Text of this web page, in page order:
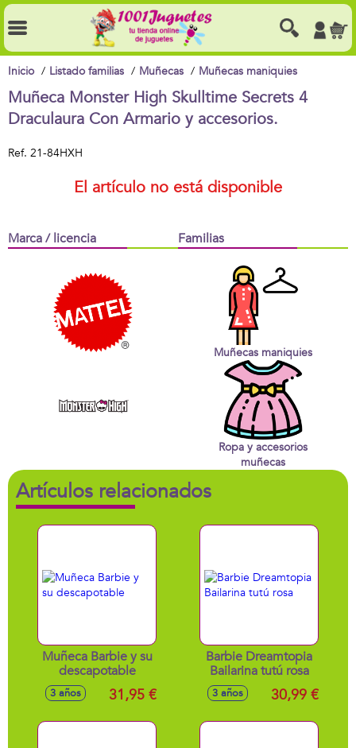
Inicio Listado familias Muñecas Muñecas maniquies
Muñeca Monster High Skulltime Secrets 4
Draculaura Con Armario y accesorios.
Ref. 21-84HXH
El artículo no está disponible
Marca / licencia Familias
Muñecas maniquies
Ropa y accesorios
muñecas
Artículos relacionados
Muñeca Barbie y su
descapotable
3 años 31,95 €
Barbie Dreamtopia
Bailarina tutú rosa
3 años 30,99 €